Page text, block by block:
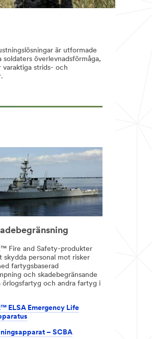
är utformade
överlevnadsförmåga,
strids- och
Fire and Safety-produkter
skydda personal mot risker
fartygsbaserad
och skadebegränsande
örlogsfartyg och andra fartyg i
ELSA Emergency Life
– SCBA